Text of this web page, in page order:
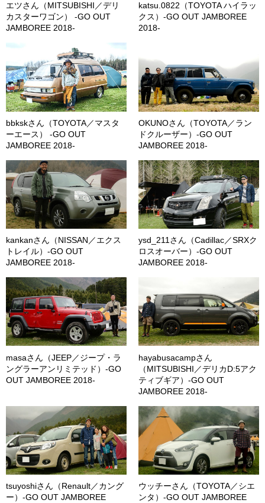
エツさん（MITSUBISHI／デリ
カスターワゴン） -GO OUT
JAMBOREE 2018-
katsu.0822（TOYOTA ハイラッ
クス）-GO OUT JAMBOREE
2018-
bbkskさん（TOYOTA／マスタ
ーエース） -GO OUT
JAMBOREE 2018-
OKUNOさん（TOYOTA／ラン
ドクルーザー）-GO OUT
JAMBOREE 2018-
kankanさん（NISSAN／エクス
トレイル）-GO OUT
JAMBOREE 2018-
ysd_211さん（Cadillac／SRXク
ロスオーバー）-GO OUT
JAMBOREE 2018-
masaさん（JEEP／ジープ・ラ
ングラーアンリミテッド）-GO
OUT JAMBOREE 2018-
hayabusacampさん
（MITSUBISHI／デリカD:5アク
ティブギア）-GO OUT
JAMBOREE 2018-
tsuyoshiさん（Renault／カング
ー）-GO OUT JAMBOREE
ウッチーさん（TOYOTA／シエ
ンタ）-GO OUT JAMBOREE